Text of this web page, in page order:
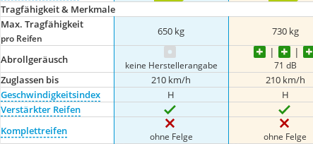
Tragfähigkeit & Merkmale
Max. Tragfähigkeit
pro Reifen
650 kg 730 kg
Abrollgeräusch keine Herstellerangabe 71 dB
Zuglassen bis 210 km/h 210 km/h
Geschwindigkeitsindex H H
Verstärkter Reifen
Komplettreifen
ohne Felge ohne Felge